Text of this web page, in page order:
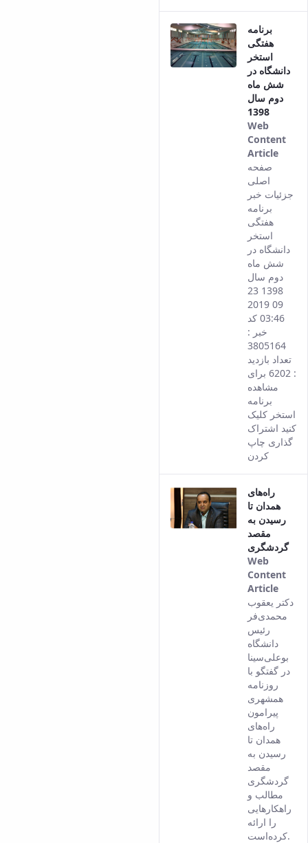
برنامه
هفتگی
استخر
دانشگاه در
شش ماه
دوم سال
1398
Web
Content
Article
from
صفحه
اصلی
جزئیات خبر
برنامه
هفتگی
استخر
دانشگاه در
شش ماه
دوم سال
1398 23
09 2019
03:46 کد
خبر :
3805164
تعداد بازدید
: 6202 برای
مشاهده
برنامه
استخر کلیک
کنید اشتراک
گذاری چاپ
کردن
راه‌های
همدان تا
رسیدن به
مقصد
گردشگری
Web
Content
Article
This
دکتر یعقوب
محمدی‌فر
رئیس
دانشگاه
بوعلی‌سینا
در گفتگو با
روزنامه
همشهری
پیرامون
راه‌های
همدان تا
رسیدن به
مقصد
گردشگری
مطالب و
راهکارهایی
را ارائه
کرده‌است.